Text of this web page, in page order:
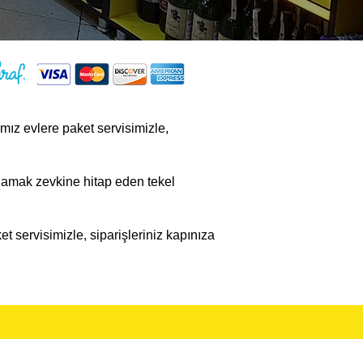
evlere paket servisimizle,
zevkine hitap eden tekel
servisimizle, siparişleriniz kapınıza